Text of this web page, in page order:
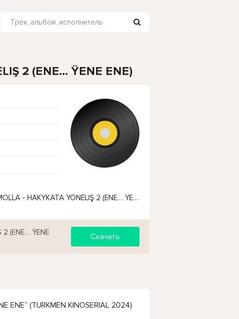
2 (ENE… ŸENE ENE)
Чтобы прослушать онлайн песню MYRAT MOLLA - HAKYKATA ŸÖNELIŞ 2 (ENE… ŸENE ENE) нажмите на кнопку плей с светом зелений
(ENE… ŸENE
Скачать
ENE” (TURKMEN KINOSERIAL 2024)